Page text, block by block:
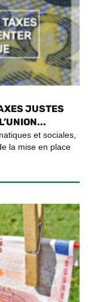
JUSTES
et sociales,
la mise en place